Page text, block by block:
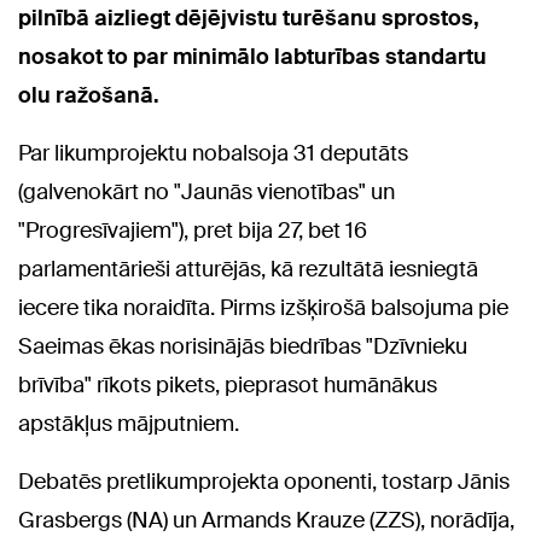
pilnībā aizliegt dējējvistu turēšanu sprostos,
nosakot to par minimālo labturības standartu
olu ražošanā.
Par likumprojektu nobalsoja 31 deputāts
(galvenokārt no "Jaunās vienotības" un
"Progresīvajiem"), pret bija 27, bet 16
parlamentārieši atturējās, kā rezultātā iesniegtā
iecere tika noraidīta. Pirms izšķirošā balsojuma pie
Saeimas ēkas norisinājās biedrības "Dzīvnieku
brīvība" rīkots pikets, pieprasot humānākus
apstākļus mājputniem.
Debatēs pretlikumprojekta oponenti, tostarp Jānis
Grasbergs (NA) un Armands Krauze (ZZS), norādīja,